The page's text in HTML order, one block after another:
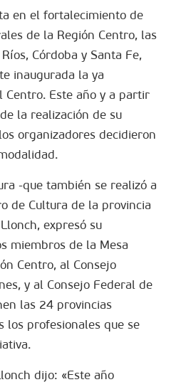
en el fortalecimiento de
de la Región Centro, las
Córdoba y Santa Fe,
inaugurada la ya
Este año y a partir
la realización de su
organizadores decidieron
-que también se realizó a
de Cultura de la provincia
expresó su
miembros de la Mesa
Centro, al Consejo
y al Consejo Federal de
las 24 provincias
los profesionales que se
dijo: «Este año